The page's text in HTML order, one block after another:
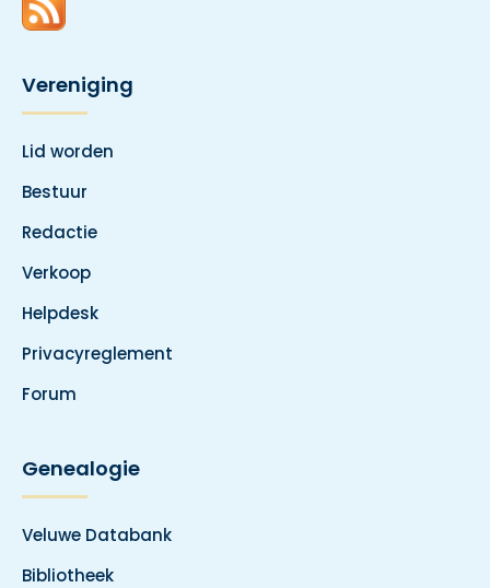
Vereniging
Lid worden
Bestuur
Redactie
Verkoop
Helpdesk
Privacyreglement
Forum
Genealogie
Veluwe Databank
Bibliotheek